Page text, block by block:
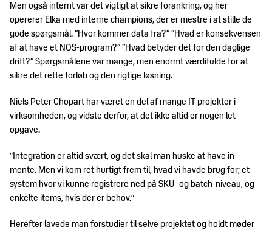
Men også internt var det vigtigt at sikre forankring, og her
opererer Elka med interne champions, der er mestre i at stille de
gode spørgsmål. ”Hvor kommer data fra?” ”Hvad er konsekvensen
af at have et NOS-program?” ”Hvad betyder det for den daglige
drift?” Spørgsmålene var mange, men enormt værdifulde for at
sikre det rette forløb og den rigtige løsning.
Niels Peter Chopart har været en del af mange IT-projekter i
virksomheden, og vidste derfor, at det ikke altid er nogen let
opgave.
”Integration er altid svært, og det skal man huske at have in
mente. Men vi kom ret hurtigt frem til, hvad vi havde brug for; et
system hvor vi kunne registrere ned på SKU- og batch-niveau, og
enkelte items, hvis der er behov.”
Herefter lavede man forstudier til selve projektet og holdt møder